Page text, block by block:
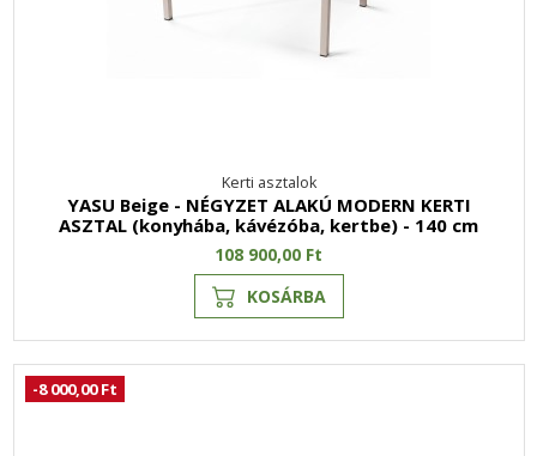
Kerti asztalok
YASU Beige - NÉGYZET ALAKÚ MODERN KERTI
ASZTAL (konyhába, kávézóba, kertbe) - 140 cm
108 900,00 Ft
KOSÁRBA
-8 000,00 Ft